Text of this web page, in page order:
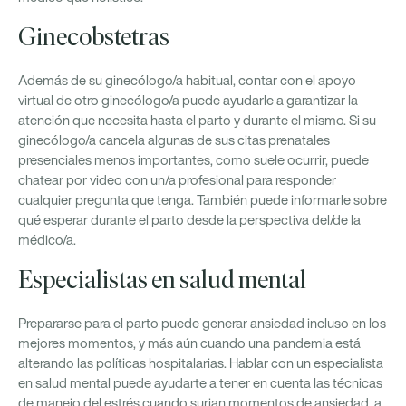
Ginecobstetras
Además de su ginecólogo/a habitual, contar con el apoyo
virtual de otro ginecólogo/a puede ayudarle a garantizar la
atención que necesita hasta el parto y durante el mismo. Si su
ginecólogo/a cancela algunas de sus citas prenatales
presenciales menos importantes, como suele ocurrir, puede
chatear por video con un/a profesional para responder
cualquier pregunta que tenga. También puede informarle sobre
qué esperar durante el parto desde la perspectiva del/de la
médico/a.
Especialistas en salud mental
Prepararse para el parto puede generar ansiedad incluso en los
mejores momentos, y más aún cuando una pandemia está
alterando las políticas hospitalarias. Hablar con un especialista
en salud mental puede ayudarte a tener en cuenta las técnicas